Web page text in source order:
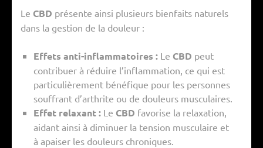
Le CBD présente ainsi plusieurs bienfaits naturels
dans la gestion de la douleur :
Effets anti-inflammatoires : Le CBD peut
contribuer à réduire l’inflammation, ce qui est
particulièrement bénéfique pour les personnes
souffrant d’arthrite ou de douleurs musculaires.
Effet relaxant : Le CBD favorise la relaxation,
aidant ainsi à diminuer la tension musculaire et
à apaiser les douleurs chroniques.